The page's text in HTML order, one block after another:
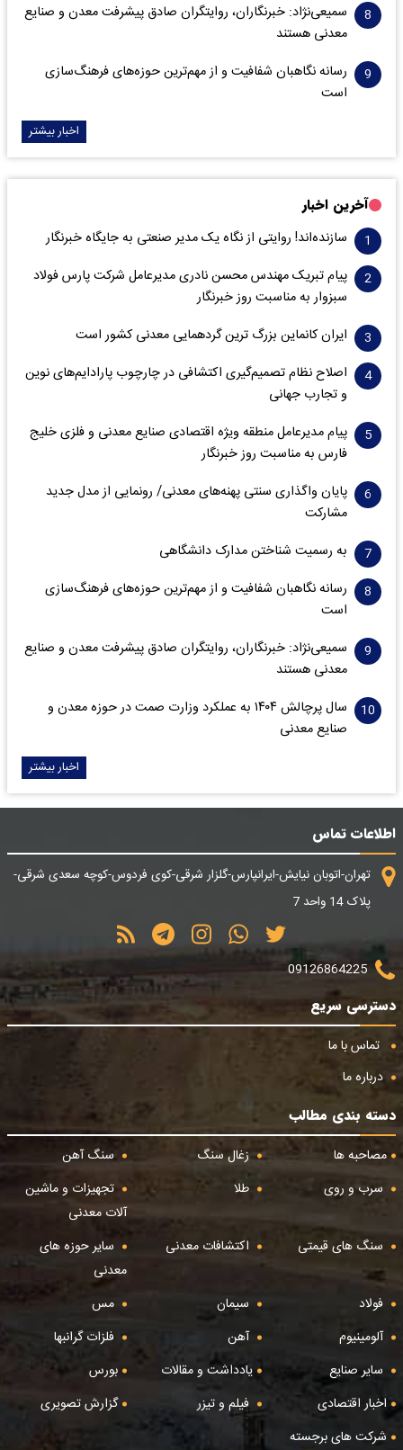
سمیعی‌نژاد: خبرنگاران، روایتگران صادق پیشرفت معدن و صنایع
معدنی هستند
رسانه نگاهبان شفافیت و از مهم‌ترین حوزه‌های فرهنگ‌سازی
است
اخبار بیشتر
آخرین اخبار
سازنده‌اند! روایتی از نگاه یک مدیر صنعتی به جایگاه خبرنگار
پیام تبریک مهندس محسن نادری مدیرعامل شرکت پارس فولاد
سبزوار به مناسبت روز خبرنگار
ایران کانماین بزرگ ترین گردهمایی معدنی کشور است
اصلاح نظام تصمیم‌گیری اکتشافی در چارچوب پارادایم‌های نوین
و تجارب جهانی
پیام مدیرعامل منطقه ویژه اقتصادی صنایع معدنی و فلزی خلیج
فارس به مناسبت روز خبرنگار‌
پایان واگذاری‌ سنتی پهنه‌های معدنی/ رونمایی از مدل جدید
مشارکت
به رسمیت شناختن مدارک دانشگاهی
رسانه نگاهبان شفافیت و از مهم‌ترین حوزه‌های فرهنگ‌سازی
است
سمیعی‌نژاد: خبرنگاران، روایتگران صادق پیشرفت معدن و صنایع
معدنی هستند
سال پرچالش ۱۴۰۴ به عملکرد وزارت صمت در حوزه معدن و
صنایع معدنی
اخبار بیشتر
اطلاعات تماس
تهران-اتوبان نیایش-ایرانپارس-گلزار شرقی-کوی فردوس-کوچه سعدی شرقی-
پلاک 14 واحد 7
09126864225
دسترسی سریع
تماس با ما
درباره ما
دسته بندی مطالب
مصاحبه ها
زغال سنگ
سنگ آهن
سرب و روی
طلا
تجهیزات و ماشین
آلات معدنی
سنگ های قیمتی
اکتشافات معدنی
سایر حوزه های
معدنی
فولاد
سیمان
مس
آلومینیوم
آهن
فلزات گرانبها
سایر صنایع
یادداشت و مقالات
بورس
اخبار اقتصادی
فیلم و تیزر
گزارش تصویری
شرکت های برجسته